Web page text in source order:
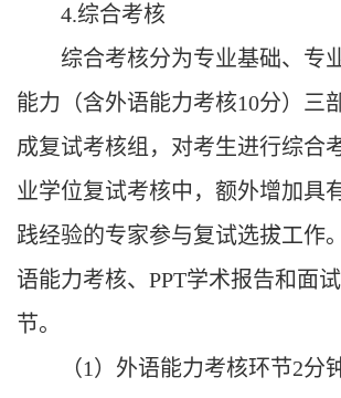
4.综合考核
综合考核分为专业基础、专
能力（含外语能力考核10分）三
成复试考核组，对考生进行综合
业学位复试考核中，额外增加具
践经验的专家参与复试选拔工作
语能力考核、PPT学术报告和面
节。
（1）外语能力考核环节2分